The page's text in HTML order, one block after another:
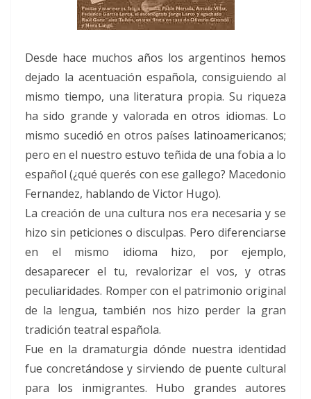
Desde hace muchos años los argentinos hemos
dejado la acentuación española, consiguiendo al
mismo tiempo, una literatura propia. Su riqueza
ha sido grande y valorada en otros idiomas. Lo
mismo sucedió en otros países latinoamericanos;
pero en el nuestro estuvo teñida de una fobia a lo
español (¿qué querés con ese gallego? Macedonio
Fernandez, hablando de Victor Hugo).
La creación de una cultura nos era necesaria y se
hizo sin peticiones o disculpas. Pero diferenciarse
en el mismo idioma hizo, por ejemplo,
desaparecer el tu, revalorizar el vos, y otras
peculiaridades. Romper con el patrimonio original
de la lengua, también nos hizo perder la gran
tradición teatral española.
Fue en la dramaturgia dónde nuestra identidad
fue concretándose y sirviendo de puente cultural
para los inmigrantes. Hubo grandes autores